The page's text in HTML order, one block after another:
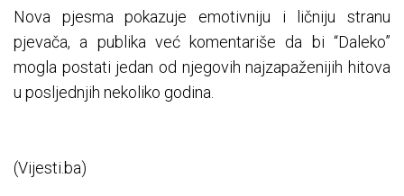
Nova pjesma pokazuje emotivniju i ličniju stranu
pjevača, a publika već komentariše da bi “Daleko”
mogla postati jedan od njegovih najzapaženijih hitova
u posljednjih nekoliko godina.
(Vijesti.ba)